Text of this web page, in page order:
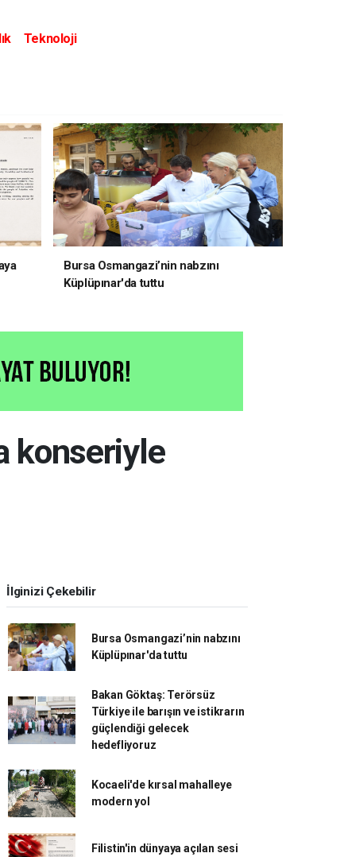
Teknoloji
Bursa Osmangazi’nin nabzını
Küplüpınar'da tuttu
konseriyle
İlginizi Çekebilir
Bursa Osmangazi’nin nabzını
Küplüpınar'da tuttu
Bakan Göktaş: Terörsüz
Türkiye ile barışın ve istikrarın
güçlendiği gelecek
hedefliyoruz
Kocaeli'de kırsal mahalleye
modern yol
Filistin'in dünyaya açılan sesi